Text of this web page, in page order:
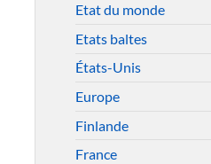
Etat du monde
Etats baltes
États-Unis
Europe
Finlande
France